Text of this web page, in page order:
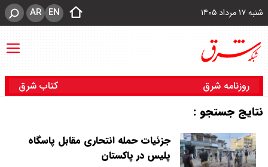
شنبه ۱۷ مرداد ۱۴۰۵ EN
AR
روزنامه شرق کتاب شرق
نتایج جستجو :
جزئیات حمله انتحاری مقابل پاسگاه
پلیس در پاکستان